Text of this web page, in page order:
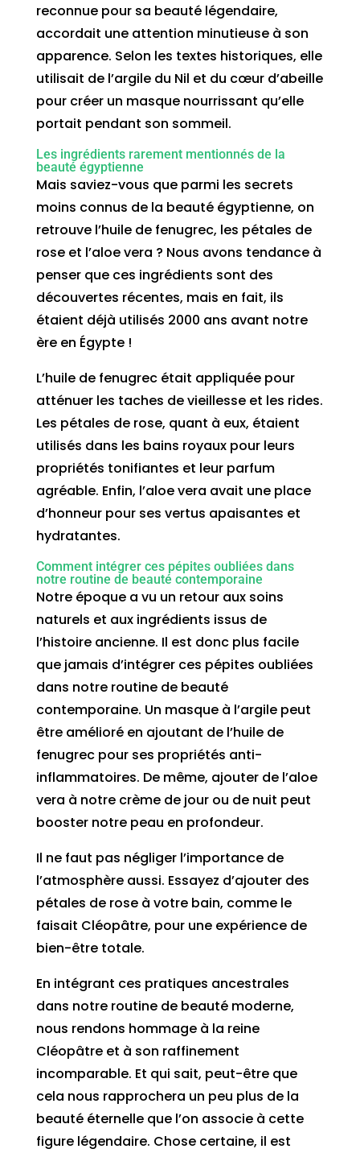
reconnue pour sa beauté légendaire,
accordait une attention minutieuse à son
apparence. Selon les textes historiques, elle
utilisait de l’argile du Nil et du cœur d’abeille
pour créer un masque nourrissant qu’elle
portait pendant son sommeil.
Les ingrédients rarement mentionnés de la
beauté égyptienne
Mais saviez-vous que parmi les secrets
moins connus de la beauté égyptienne, on
retrouve l’huile de fenugrec, les pétales de
rose et l’aloe vera ? Nous avons tendance à
penser que ces ingrédients sont des
découvertes récentes, mais en fait, ils
étaient déjà utilisés 2000 ans avant notre
ère en Égypte !
L’huile de fenugrec était appliquée pour
atténuer les taches de vieillesse et les rides.
Les pétales de rose, quant à eux, étaient
utilisés dans les bains royaux pour leurs
propriétés tonifiantes et leur parfum
agréable. Enfin, l’aloe vera avait une place
d’honneur pour ses vertus apaisantes et
hydratantes.
Comment intégrer ces pépites oubliées dans
notre routine de beauté contemporaine
Notre époque a vu un retour aux soins
naturels et aux ingrédients issus de
l’histoire ancienne. Il est donc plus facile
que jamais d’intégrer ces pépites oubliées
dans notre routine de beauté
contemporaine. Un masque à l’argile peut
être amélioré en ajoutant de l’huile de
fenugrec pour ses propriétés anti-
inflammatoires. De même, ajouter de l’aloe
vera à notre crème de jour ou de nuit peut
booster notre peau en profondeur.
Il ne faut pas négliger l’importance de
l’atmosphère aussi. Essayez d’ajouter des
pétales de rose à votre bain, comme le
faisait Cléopâtre, pour une expérience de
bien-être totale.
En intégrant ces pratiques ancestrales
dans notre routine de beauté moderne,
nous rendons hommage à la reine
Cléopâtre et à son raffinement
incomparable. Et qui sait, peut-être que
cela nous rapprochera un peu plus de la
beauté éternelle que l’on associe à cette
figure légendaire. Chose certaine, il est